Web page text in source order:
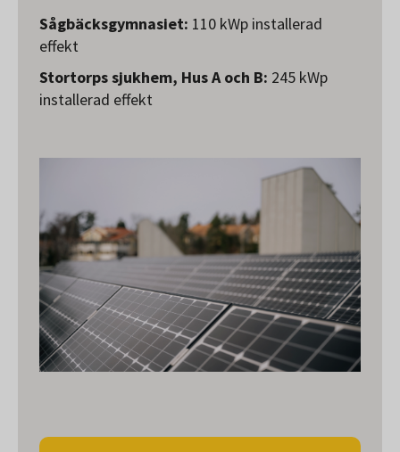
Sågbäcksgymnasiet: 110 kWp installerad
effekt
Stortorps sjukhem, Hus A och B: 245 kWp
installerad effekt